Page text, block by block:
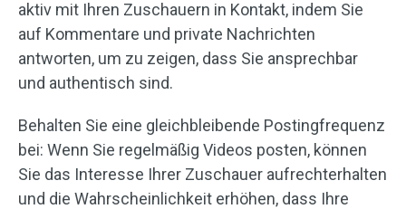
aktiv mit Ihren Zuschauern in Kontakt, indem Sie
auf Kommentare und private Nachrichten
antworten, um zu zeigen, dass Sie ansprechbar
und authentisch sind.
Behalten Sie eine gleichbleibende Postingfrequenz
bei: Wenn Sie regelmäßig Videos posten, können
Sie das Interesse Ihrer Zuschauer aufrechterhalten
und die Wahrscheinlichkeit erhöhen, dass Ihre